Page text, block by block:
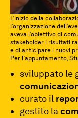
L’inizio della
l’organizzazione
aveva l’obiettivo di
stakeholder i risultati
e di anticipare i nuovi
Per l’appuntamento,
sviluppato le
curato il
gestito la